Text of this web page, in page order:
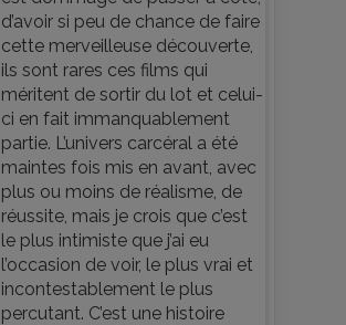
d’avoir si peu de chance de faire
cette merveilleuse découverte,
ils sont rares ces films qui
méritent de sortir du lot et celui-
ci en fait immanquablement
partie. L’univers carcéral a été
maintes fois mis en avant, avec
plus ou moins de réalisme, de
réussite, mais je crois que c’est
le plus intimiste que j’ai eu
l’occasion de voir, le plus vrai et
incontestablement le plus
percutant. C’est une histoire